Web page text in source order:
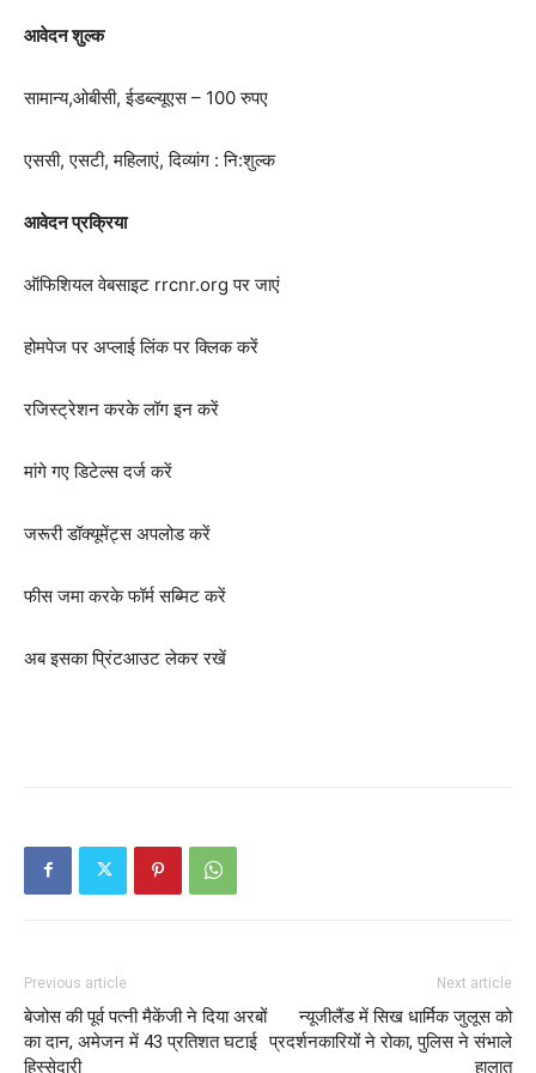
आवेदन शुल्क
सामान्य,ओबीसी, ईडब्ल्यूएस – 100 रुपए
एससी, एसटी, महिलाएं, दिव्यांग : नि:शुल्क
आवेदन प्रक्रिया
ऑफिशियल वेबसाइट rrcnr.org पर जाएं
होमपेज पर अप्लाई लिंक पर क्लिक करें
रजिस्ट्रेशन करके लॉग इन करें
मांगे गए डिटेल्स दर्ज करें
जरूरी डॉक्यूमेंट्स अपलोड करें
फीस जमा करके फॉर्म सब्मिट करें
अब इसका प्रिंटआउट लेकर रखें
Previous article
बेजोस की पूर्व पत्नी मैकेंजी ने दिया अरबों
का दान, अमेजन में 43 प्रतिशत घटाई
हिस्सेदारी
Next article
न्यूजीलैंड में सिख धार्मिक जुलूस को
प्रदर्शनकारियों ने रोका, पुलिस ने संभाले
हालात